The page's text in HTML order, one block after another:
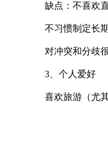
缺点：不喜欢
不习惯制定长
对冲突和分歧
3、个人爱好
喜欢旅游（尤